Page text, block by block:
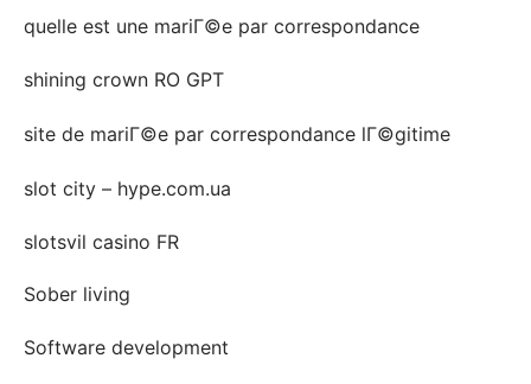
quelle est une mariГ©e par correspondance
shining crown RO GPT
site de mariГ©e par correspondance lГ©gitime
slot city – hype.com.ua
slotsvil casino FR
Sober living
Software development